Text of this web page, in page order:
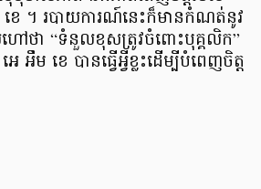
េ ។ របាយការណ៍នេះក៏មានកំណត់នូវ
ហៅថា “ទំនួលខុសត្រូវចំពោះបុគ្គលិក”
អឹម ខេ បានធ្វើអ្វីខ្លះដើម្បីបំពេញចិត្ត